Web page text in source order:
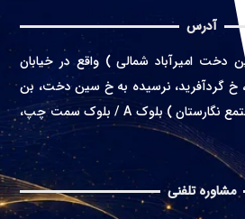
آدرس
دخت امیرآباد شمالی ) واقع در خیابان
خ گردآفرید، نرسیده به خ سین دخت، بن
بست بهشت، پلاک 4 ( مجتمع نگارستان ) بلوک A / بلوک سمت چپ،
مشاوره تلفنی